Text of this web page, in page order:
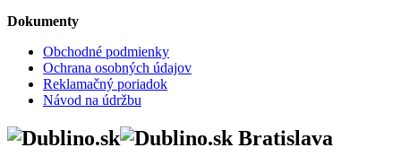
Dokumenty
Obchodné podmienky
Ochrana osobných údajov
Reklamačný poriadok
Návod na údržbu
Bratislava